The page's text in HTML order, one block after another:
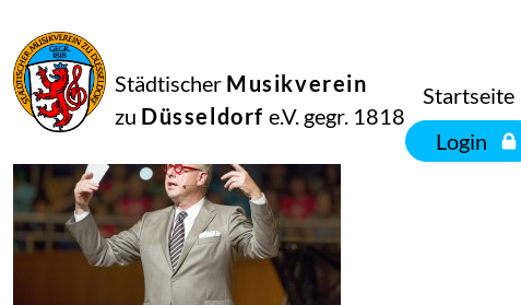
Städtischer Musikverein
zu Düsseldorf e.V. gegr. 1818
Startseite
Login
September
2014
Manfred Hill
12180